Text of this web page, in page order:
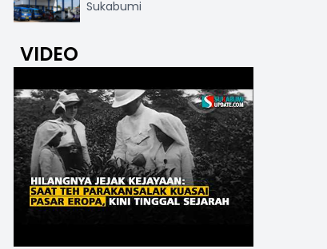
Tertibkan Trayek Ciawi-
Sukabumi
VIDEO